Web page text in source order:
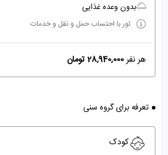
بدون وعده غذایی
تور با احتساب حمل و نقل و خدمات
هر نفر28,940,000 تومان
تعرفه برای گروه سنی
کودک